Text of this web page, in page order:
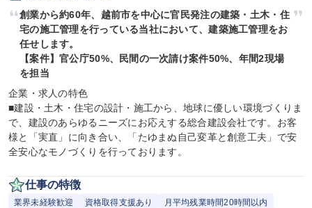
創業から約60年、越前市を中心に官民発注の建築・土木・住
宅の施工管理を行っている当社において、建築施工管理をお
任せします。
【案件】官公庁50%、民間の一次請け案件50%、年間2現場
を担当
企業・求人の特色
■建設・土木・住宅の設計・施工から、地球に優しい環境づくりま
で、建設のあらゆるニーズにお応えする総合建設会社です。お客
様と「実直」に向き合い、「たゆまぬ自己変革と創意工夫」で安
全安心なモノづくりを行っております。
仕事の特徴
業界未経験歓迎 資格取得支援あり
月平均残業時間20時間以内